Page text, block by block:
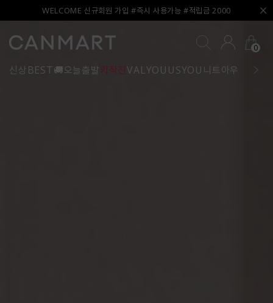
WELCOME 신규회원 가입 #즉시 사용가능 #적립금 2000
0
신상BEST🚚오늘출발키작진VALYOU USYOU 니트아우터 블